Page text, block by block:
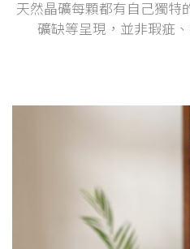
天然晶礦每顆都有自己獨特
礦缺等呈現，並非瑕疵